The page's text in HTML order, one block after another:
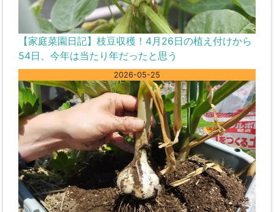
【家庭菜園日記】枝豆収穫！4月26日の植え付けから
54日、今年は当たり年だったと思う
2026-05-25